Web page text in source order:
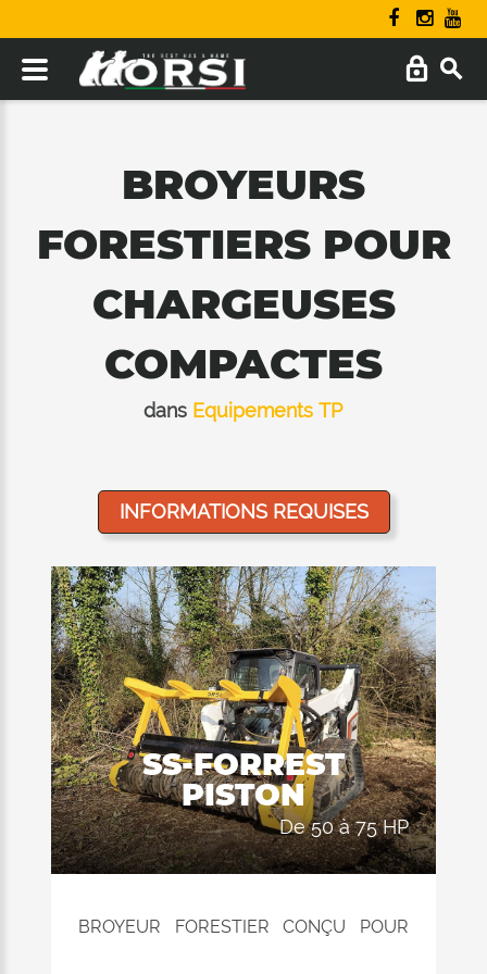
BROYEURS
FORESTIERS POUR
CHARGEUSES
COMPACTES
dans Equipements TP
INFORMATIONS REQUISES
SS-FORREST
PISTON
de 50 à 75 HP
BROYEUR FORESTIER CONÇU POUR